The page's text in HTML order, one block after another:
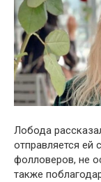
Лобода
отправляется ей
фолловеров, не
также